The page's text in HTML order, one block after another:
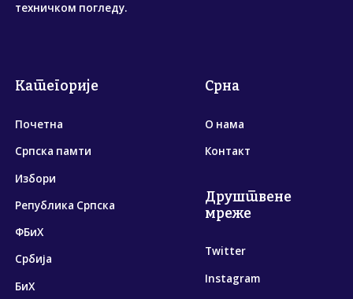
техничком погледу.
Категорије
Почетна
Српска памти
Избори
Република Српска
ФБиХ
Србија
БиХ
Срна
О нама
Контакт
Друштвене
мреже
Twitter
Instagram